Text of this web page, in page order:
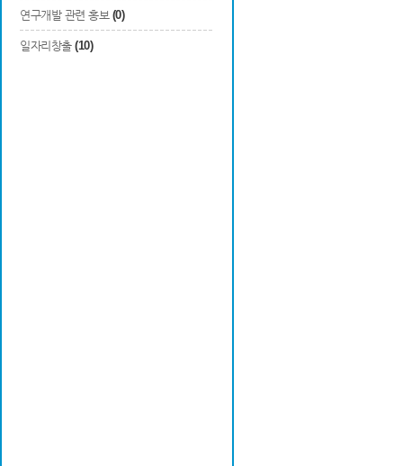
연구개발 관련 홍보 (0)
일자리창출 (10)